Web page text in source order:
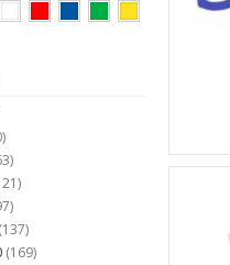
(137)
(169)